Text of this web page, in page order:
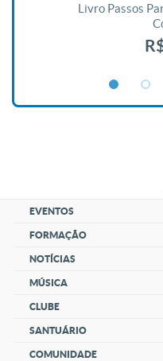
Livro Passos
EVENTOS
FORMAÇÃO
NOTÍCIAS
MÚSICA
CLUBE
SANTUÁRIO
COMUNIDADE